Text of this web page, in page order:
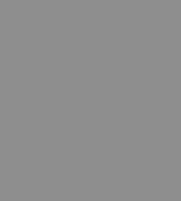
создать
впечатление.
побочных
для личной
Сегодня
так же служат для